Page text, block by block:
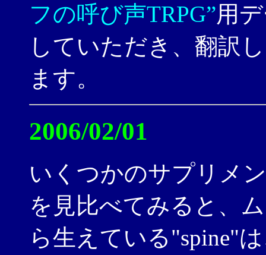
フの呼び声TRPG”用
していただき、翻訳
ます。
2006/02/01
いくつかのサプリメ
を見比べてみると、
ら生えている"spine"